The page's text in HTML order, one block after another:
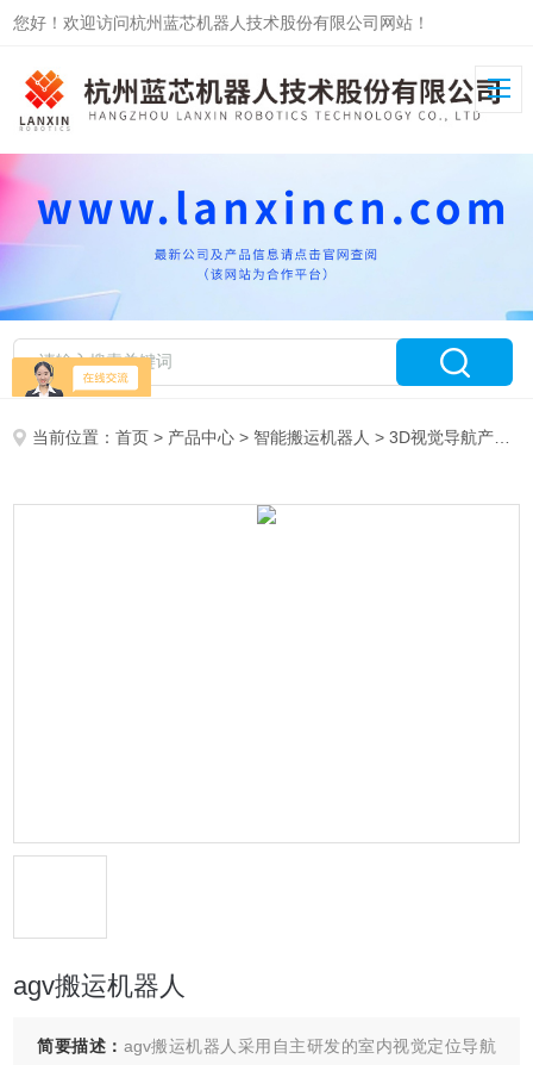
您好！欢迎访问杭州蓝芯机器人技术股份有限公司网站！
当前位置：首页 > 产品中心 > 智能搬运机器人 >3D视觉导航产品
agv搬运机器人
简要描述： agv搬运机器人采用自主研发的室内视觉定位导航